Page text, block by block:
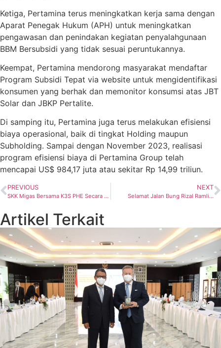
Ketiga, Pertamina terus meningkatkan kerja sama dengan
Aparat Penegak Hukum (APH) untuk meningkatkan
pengawasan dan penindakan kegiatan penyalahgunaan
BBM Bersubsidi yang tidak sesuai peruntukannya.
Keempat, Pertamina mendorong masyarakat mendaftar
Program Subsidi Tepat via website untuk mengidentifikasi
konsumen yang berhak dan memonitor konsumsi atas JBT
Solar dan JBKP Pertalite.
Di samping itu, Pertamina juga terus melakukan efisiensi
biaya operasional, baik di tingkat Holding maupun
Subholding. Sampai dengan November 2023, realisasi
program efisiensi biaya di Pertamina Group telah
mencapai US$ 984,17 juta atau sekitar Rp 14,99 triliun.
PREVIOUS
SKK Migas Bersama K3S PHE Secara Bertahap Lakukan Perbaikan Fasilitas Tua di Blok Rokan, OSES dan ONWJ
NEXT
Selamat Jalan Bung Rizal Ramli…
Artikel Terkait